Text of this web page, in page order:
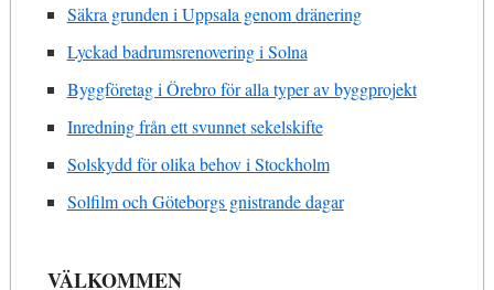
Säkra grunden i Uppsala genom dränering
Lyckad badrumsrenovering i Solna
Byggföretag i Örebro för alla typer av byggprojekt
Inredning från ett svunnet sekelskifte
Solskydd för olika behov i Stockholm
Solfilm och Göteborgs gnistrande dagar
VÄLKOMMEN